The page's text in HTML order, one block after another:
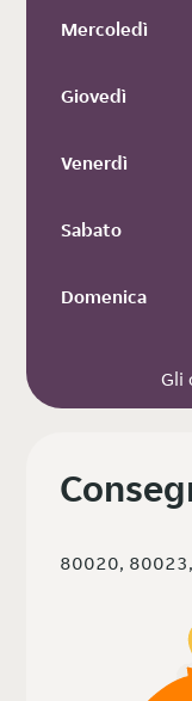
Mercoledì
Giovedì
Venerdì
Sabato
Domenica
Gli
80020,